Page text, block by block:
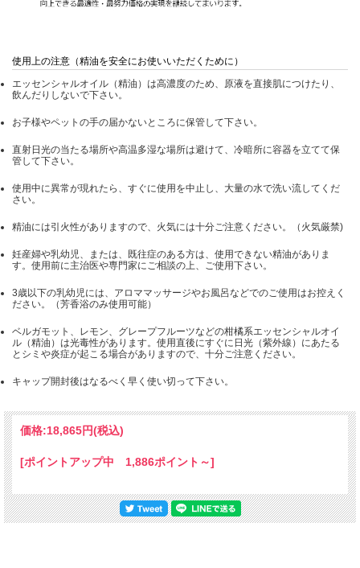
使用上の注意（精油を安全にお使いいただくために）
エッセンシャルオイル（精油）は高濃度のため、原液を直接肌につけたり、
飲んだりしないで下さい。
お子様やペットの手の届かないところに保管して下さい。
直射日光の当たる場所や高温多湿な場所は避けて、冷暗所に容器を立てて保
管して下さい。
使用中に異常が現れたら、すぐに使用を中止し、大量の水で洗い流してくだ
さい。
精油には引火性がありますので、火気には十分ご注意ください。（火気厳禁)
妊産婦や乳幼児、または、既往症のある方は、使用できない精油がありま
す。使用前に主治医や専門家にご相談の上、ご使用下さい。
3歳以下の乳幼児には、アロママッサージやお風呂などでのご使用はお控えく
ださい。（芳香浴のみ使用可能）
ベルガモット、レモン、グレープフルーツなどの柑橘系エッセンシャルオイ
ル（精油）は光毒性があります。使用直後にすぐに日光（紫外線）にあたる
とシミや炎症が起こる場合がありますので、十分ご注意ください。
キャップ開封後はなるべく早く使い切って下さい。
価格:18,865円(税込)
[ポイントアップ中 1,886ポイント～]